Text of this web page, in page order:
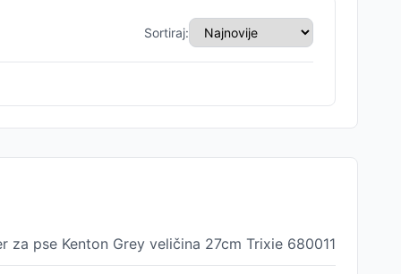
Sortiraj:
za pse Kenton Grey veličina 27cm Trixie 680011